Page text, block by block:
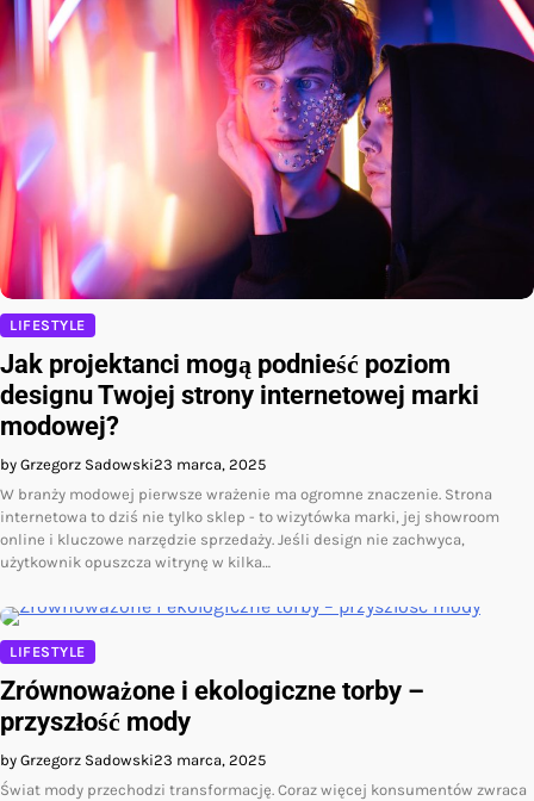
LIFESTYLE
Jak projektanci mogą podnieść poziom
designu Twojej strony internetowej marki
modowej?
by Grzegorz Sadowski23 marca, 2025
W branży modowej pierwsze wrażenie ma ogromne znaczenie. Strona
internetowa to dziś nie tylko sklep - to wizytówka marki, jej showroom
online i kluczowe narzędzie sprzedaży. Jeśli design nie zachwyca,
użytkownik opuszcza witrynę w kilka…
LIFESTYLE
Zrównoważone i ekologiczne torby –
przyszłość mody
by Grzegorz Sadowski23 marca, 2025
Świat mody przechodzi transformację. Coraz więcej konsumentów zwraca